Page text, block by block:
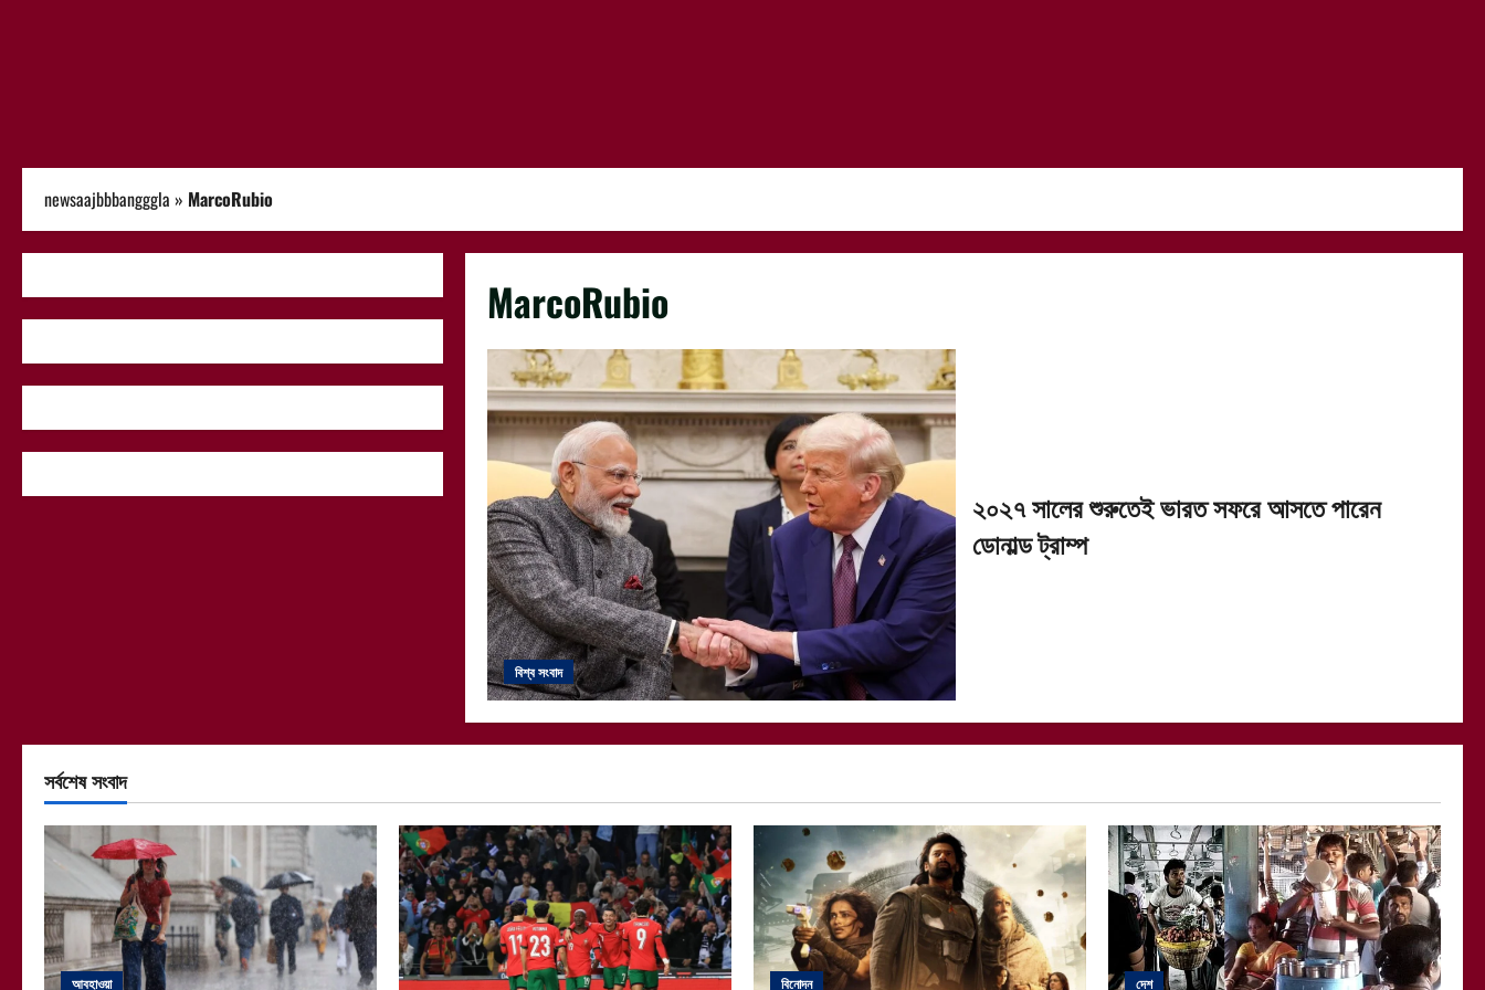
newsaajbbbangggla » MarcoRubio
MarcoRubio
বিশ্ব সংবাদ
২০২৭ সালের শুরুতেই ভারত সফরে আসতে পারেন
ডোনাল্ড ট্রাম্প
সর্বশেষ সংবাদ
আবহাওয়া বিনোদন দেশ